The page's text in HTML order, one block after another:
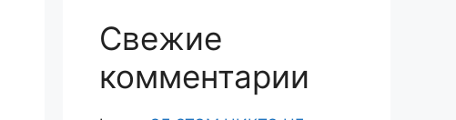
Свежие
комментарии